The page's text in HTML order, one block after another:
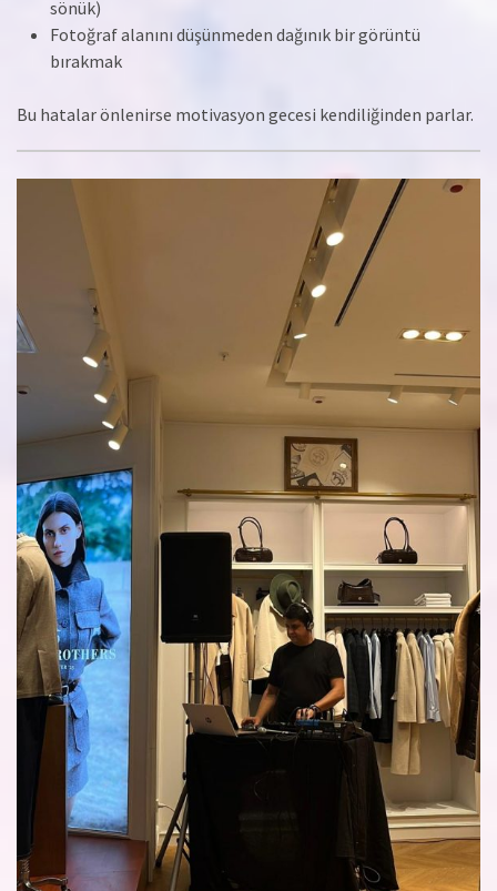
sönük)
Fotoğraf alanını düşünmeden dağınık bir görüntü
bırakmak
Bu hatalar önlenirse motivasyon gecesi kendiliğinden parlar.